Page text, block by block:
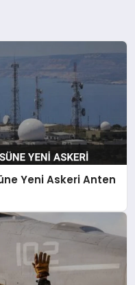
Yeni Askeri Anten